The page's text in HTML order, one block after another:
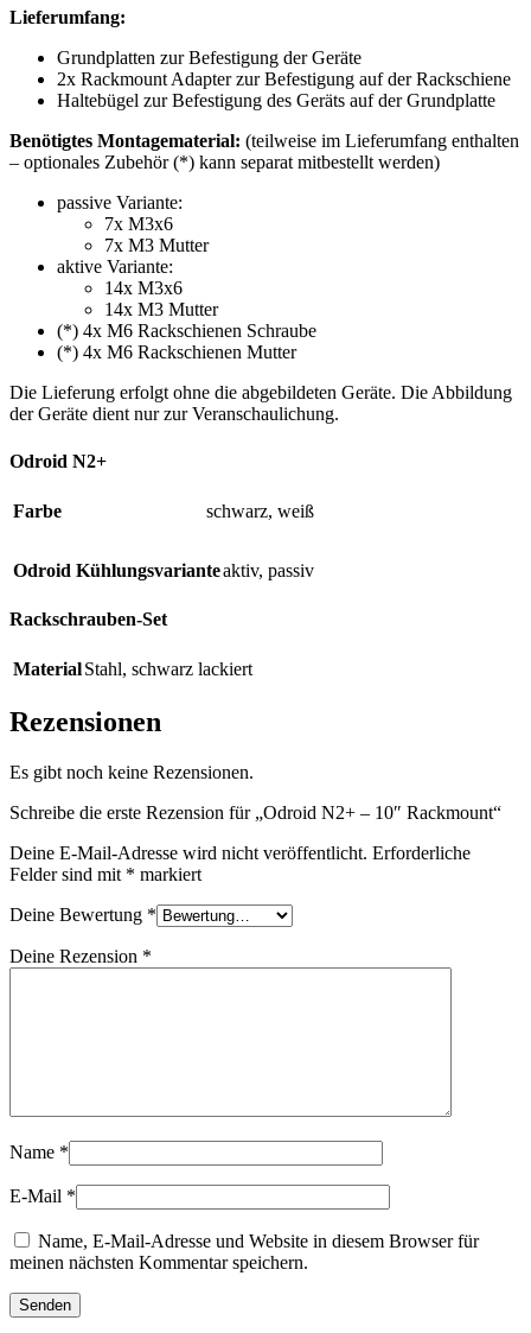
Lieferumfang:
Grundplatten zur Befestigung der Geräte
2x Rackmount Adapter zur Befestigung auf der Rackschiene
Haltebügel zur Befestigung des Geräts auf der Grundplatte
Benötigtes Montagematerial: (teilweise im Lieferumfang enthalten
– optionales Zubehör (*) kann separat mitbestellt werden)
passive Variante:
7x M3x6
7x M3 Mutter
aktive Variante:
14x M3x6
14x M3 Mutter
(*) 4x M6 Rackschienen Schraube
(*) 4x M6 Rackschienen Mutter
Die Lieferung erfolgt ohne die abgebildeten Geräte. Die Abbildung
der Geräte dient nur zur Veranschaulichung.
Odroid N2+
Farbe schwarz, weiß
Odroid Kühlungsvarianteaktiv, passiv
Rackschrauben-Set
MaterialStahl, schwarz lackiert
Rezensionen
Es gibt noch keine Rezensionen.
Schreibe die erste Rezension für „Odroid N2+ – 10″ Rackmount“
Deine E-Mail-Adresse wird nicht veröffentlicht. Erforderliche
Felder sind mit * markiert
Deine Bewertung *
Deine Rezension *
Name *
E-Mail *
Name, E-Mail-Adresse und Website in diesem Browser für
meinen nächsten Kommentar speichern.